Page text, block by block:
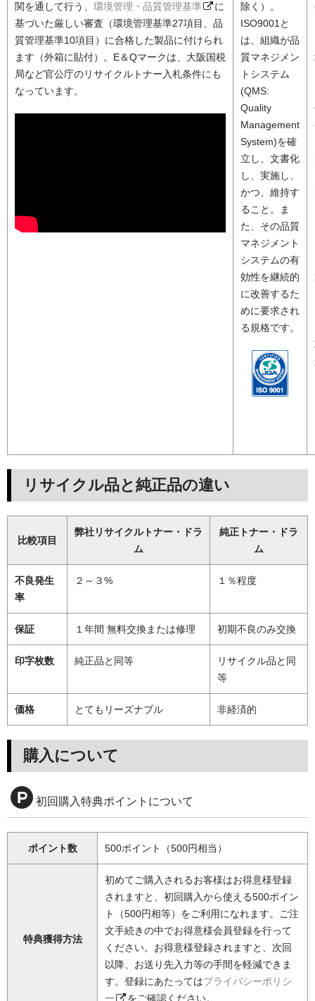
関を通して行う、 環境管理・品質管理基準
に
基づいた厳しい審査（環境管理基準27項目、品
質管理基準10項目）に合格した製品に付けられ
ます（外箱に貼付）。E＆Qマークは、大阪国税
局など官公庁のリサイクルトナー入札条件にも
なっています。
除く）。
ISO9001と
は、組織が品
質マネジメン
トシステム
(QMS:
Quality
Management
System)を確
立し、文書化
し、実施し、
かつ、維持す
ること。ま
た、その品質
マネジメント
システムの有
効性を継続的
に改善するた
めに要求され
る規格です。
リサイクル品と純正品の違い
比較項目
弊社リサイクルトナー・ドラ
ム
純正トナー・ドラ
ム
不良発生
率
２～３% １％程度
保証 １年間 無料交換または修理 初期不良のみ交換
印字枚数 純正品と同等
リサイクル品と同
等
価格 とてもリーズナブル 非経済的
購入について
初回購入特典ポイントについて
ポイント数 500ポイント（500円相当）
特典獲得方法
初めてご購入されるお客様はお得意様登録
されますと、初回購入から使える500ポイン
ト（500円相等）をご利用になれます。ご注
文手続きの中でお得意様会員登録を行って
ください。お得意様登録されますと、次回
以降、お送り先入力等の手間を軽減できま
す。登録にあたってはプライバシーポリシ
ー
をご確認ください。